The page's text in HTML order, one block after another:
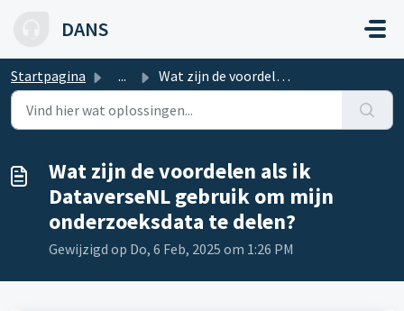
DANS
Startpagina ... Wat zijn de voordelen als ik DataverseNL gebruik om mijn ...
Wat zijn de voordelen als ik
DataverseNL gebruik om mijn
onderzoeksdata te delen?
Gewijzigd op Do, 6 Feb, 2025 om 1:26 PM